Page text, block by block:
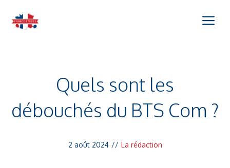
Quels sont les
débouchés du BTS Com ?
2 août 2024 // La rédaction